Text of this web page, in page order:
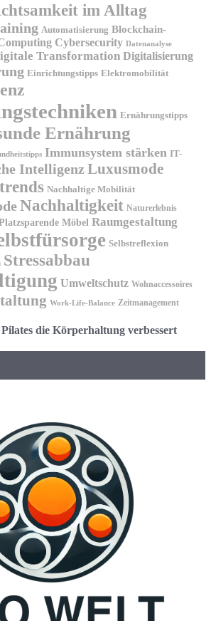
im Alltag
Automatisierung Blockchain-
Cybersecurity Datenanalyse
Transformation Digitalisierung
Einrichtungstipps Elektromobilität
Ernährungstipps
Ernährung
Immunsystem stärken IT-
IntelligenzLuxusmode
Nachhaltige Mobilität
Nachhaltigkeit Naturerlebnis
Möbel Raumgestaltung
Selbstreflexion
Stressabbau
Umweltschutz Wohnaccessoires
Work-Life-Balance Zeitmanagement
die Körperhaltung verbessert